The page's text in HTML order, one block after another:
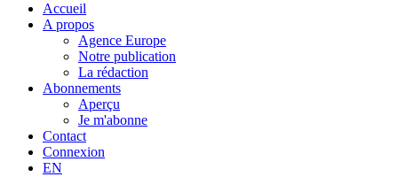
Accueil
A propos
Agence Europe
Notre publication
La rédaction
Abonnements
Aperçu
Je m'abonne
Contact
Connexion
EN